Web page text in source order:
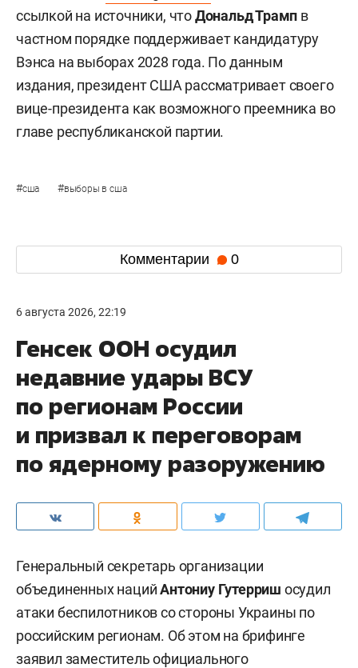
ссылкой на источники, чтоДональд Трамп в
частном порядке поддерживает кандидатуру
Вэнса на выборах 2028 года. По данным
издания, президент США рассматривает своего
вице-президента как возможного преемника во
главе республиканской партии.
#сша #выборы в сша
Комментарии 0
6 августа 2026, 22:19
Генсек ООН осудил
недавние удары ВСУ
по регионам России
и призвал к переговорам
по ядерному разоружению
Генеральный секретарь организации
объединенных нацийАнтониу Гутерриш осудил
атаки беспилотников со стороны Украины по
российским регионам. Об этом на брифинге
заявил заместитель официального